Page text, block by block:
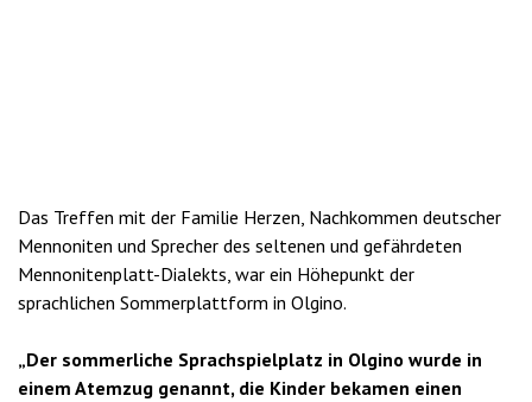
Das Treffen mit der Familie Herzen, Nachkommen deutscher
Mennoniten und Sprecher des seltenen und gefährdeten
Mennonitenplatt-Dialekts, war ein Höhepunkt der
sprachlichen Sommerplattform in Olgino.
„Der sommerliche Sprachspielplatz in Olgino wurde in
einem Atemzug genannt, die Kinder bekamen einen